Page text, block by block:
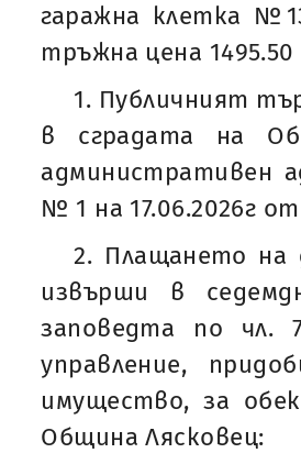
гаражна клетка
тръжна цена
1. Публичният
в сградата на
административен
№ 1 на 17.06.2026г
2. Плащането на
извърши в
заповедта по чл.
управление,
имущество, за
Община Лясковец: